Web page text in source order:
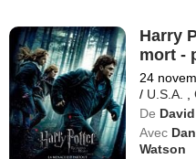
Harry
mort -
24
/ U.S.A. ,
De
Avec
Watson